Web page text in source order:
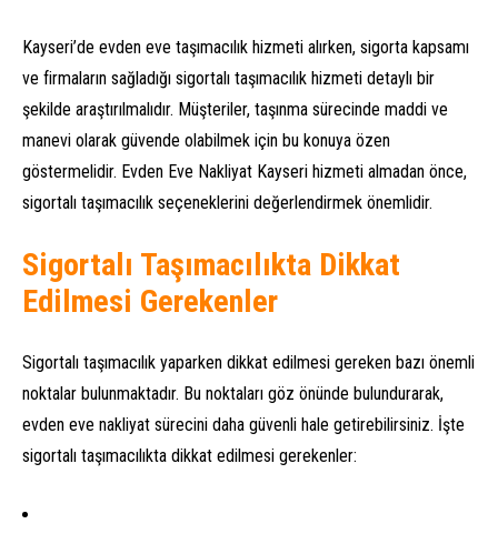
Kayseri’de evden eve taşımacılık hizmeti alırken, sigorta kapsamı
ve firmaların sağladığı sigortalı taşımacılık hizmeti detaylı bir
şekilde araştırılmalıdır. Müşteriler, taşınma sürecinde maddi ve
manevi olarak güvende olabilmek için bu konuya özen
göstermelidir. Evden Eve Nakliyat Kayseri hizmeti almadan önce,
sigortalı taşımacılık seçeneklerini değerlendirmek önemlidir.
Sigortalı Taşımacılıkta Dikkat
Edilmesi Gerekenler
Sigortalı taşımacılık yaparken dikkat edilmesi gereken bazı önemli
noktalar bulunmaktadır. Bu noktaları göz önünde bulundurarak,
evden eve nakliyat sürecini daha güvenli hale getirebilirsiniz. İşte
sigortalı taşımacılıkta dikkat edilmesi gerekenler: